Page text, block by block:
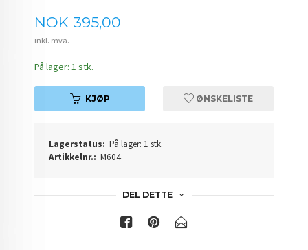
Pris
NOK 395,00
inkl. mva.
På lager: 1 stk.
KJØP ØNSKELISTE
Lagerstatus: På lager: 1 stk.
Artikkelnr.: M604
DEL DETTE